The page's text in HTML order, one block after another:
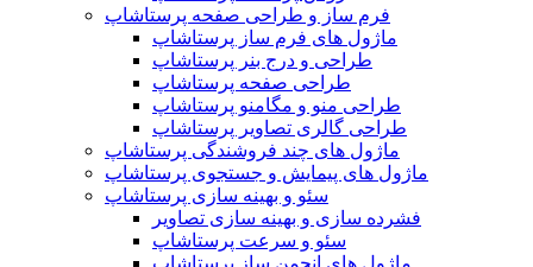
فرم ساز و طراحی صفحه پرستاشاپ
ماژول های فرم ساز پرستاشاپ
طراحی و درج بنر پرستاشاپ
طراحی صفحه پرستاشاپ
طراحی منو و مگامنو پرستاشاپ
طراحی گالری تصاویر پرستاشاپ
ماژول های چند فروشندگی پرستاشاپ
ماژول های پیمایش و جستجوی پرستاشاپ
سئو و بهینه سازی پرستاشاپ
فشرده سازی و بهینه سازی تصاویر
سئو و سرعت پرستاشاپ
ماژول های انجمن ساز پرستاشاپ